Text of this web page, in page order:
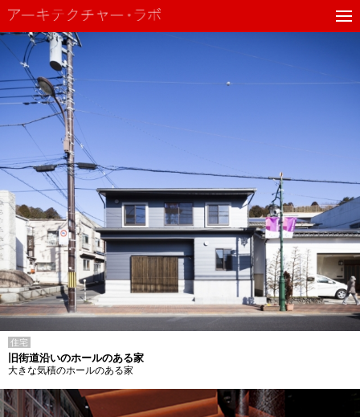
住宅
旧街道沿いのホールのある家
大きな気積のホールのある家